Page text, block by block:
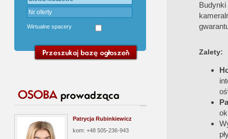
Wirtualne spacery
Patrycja Rubinkiewicz
kom: +48 505-236-943
Zalety: